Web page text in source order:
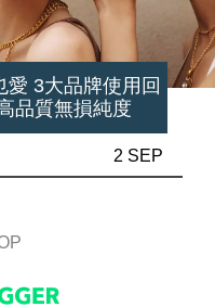
愛 3大品牌使用回
品質無損純度
2 SEP